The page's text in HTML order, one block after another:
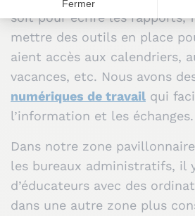
soit pour écrire les rapports,
mettre des outils en place
aient accès aux calendriers,
vacances, etc. Nous avons
numériques de travail qui
l’information et les échanges.
Dans notre zone
les bureaux administratifs, il
d’éducateurs avec des
dans une autre zone plus